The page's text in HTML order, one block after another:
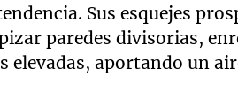
Sus esquejes
paredes divisorias,
elevadas, aportando un